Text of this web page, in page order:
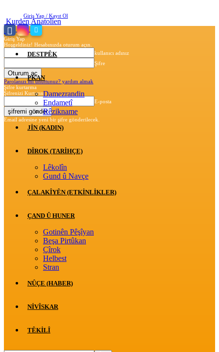
Giriş Yap / Kayıt Ol
Giriş Yap
Hoşgeldiniz! Hesabınızda oturum açın.
kullanıcı adınız
Şifre
Parolanızı mı unuttunuz? yardım almak
Şifre kurtarma
Şifrenizi Kurtarın
E-posta
Email adresine yeni bir şifre gönderilecek.
Kurden Anatolien
DESTPÊK
PKAN
Damezrandin
Endametî
Rêzikname
JİN (KADIN)
DÎROK (TARİHÇE)
Lêkolîn
Gund û Navçe
ÇALAKÎYÊN (ETKINLIKLER)
ÇAND Û HUNER
Gotinên Pêşîyan
Beşa Pirtûkan
Çîrok
Helbest
Stran
NÛÇE (HABER)
NIVÎSKAR
TÊKILÎ